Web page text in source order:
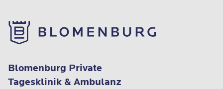
Blomenburg Private
Tagesklinik & Ambulanz